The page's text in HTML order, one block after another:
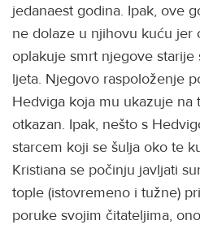
jedanaest godina. Ipak, ove
ne dolaze u njihovu kuću jer
oplakuje smrt njegove starije
ljeta. Njegovo raspoloženje
Hedviga koja mu ukazuje na
otkazan. Ipak, nešto s
starcem koji se šulja oko te
Kristiana se počinju javljati
tople (istovremeno i tužne)
poruke svojim čitateljima,